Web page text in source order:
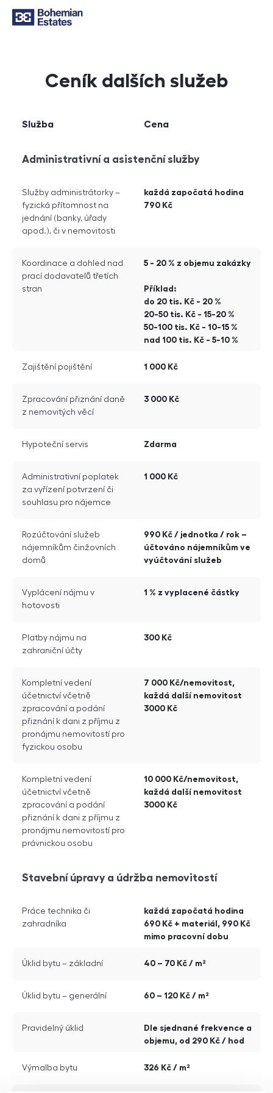
Ceník dalších služeb
Služba Cena
Administrativní a asistenční služby
Služby administrátorky –
fyzická přítomnost na
jednání (banky, úřady
apod.), či v nemovitosti
každá započatá hodina
790 Kč
Koordinace a dohled nad
prací dodavatelů třetích
stran
5 - 20 % z objemu zakázky
Příklad:
do 20 tis. Kč - 20 %
20-50 tis. Kč - 15-20 %
50-100 tis. Kč - 10-15 %
nad 100 tis. Kč - 5-10 %
Zajištění pojištění 1 000 Kč
Zpracování přiznání daně
z nemovitých věcí
3 000 Kč
Hypoteční servis Zdarma
Administrativní poplatek
za vyřízení potvrzení či
souhlasu pro nájemce
1 000 Kč
Rozúčtování služeb
nájemníkům činžovních
domů
990 Kč / jednotka / rok –
účtováno nájemníkům ve
vyúčtování služeb
Vyplácení nájmu v
hotovosti
1 % z vyplacené částky
Platby nájmu na
zahraniční účty
300 Kč
Kompletní vedení
účetnictví včetně
zpracování a podání
přiznání k dani z příjmu z
pronájmu nemovitostí pro
fyzickou osobu
7 000 Kč/nemovitost,
každá další nemovitost
3000 Kč
Kompletní vedení
účetnictví včetně
zpracování a podání
přiznání k dani z příjmu z
pronájmu nemovitostí pro
právnickou osobu
10 000 Kč/nemovitost,
každá další nemovitost
3000 Kč
Stavební úpravy a údržba nemovitostí
Práce technika či
zahradníka
každá započatá hodina
690 Kč + materiál, 990 Kč
mimo pracovní dobu
Úklid bytu – základní 40 – 70 Kč / m²
Úklid bytu – generální 60 – 120 Kč / m²
Pravidelný úklid
Dle sjednané frekvence a
objemu, od 290 Kč / hod
Výmalba bytu 326 Kč / m²